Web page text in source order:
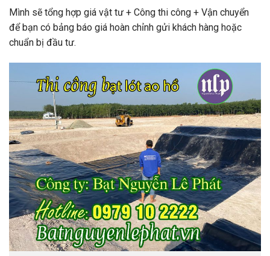
Mình sẽ tổng hợp giá vật tư + Công thi công + Vận chuyển
để bạn có bảng báo giá hoàn chỉnh gửi khách hàng hoặc
chuẩn bị đầu tư.